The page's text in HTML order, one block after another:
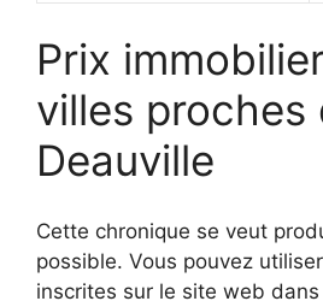
Prix
villes proches
Deauville
Cette chronique se veut
possible. Vous pouvez
inscrites sur le site web dans